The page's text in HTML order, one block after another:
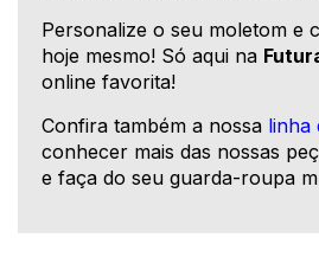
Personalize o seu moletom e
hoje mesmo! Só aqui na
online favorita!
Confira também a nossa linha
conhecer mais das nossas
e faça do seu guarda-roupa